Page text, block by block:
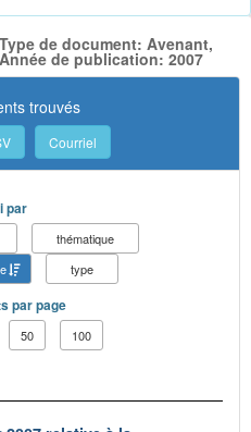
de document: Avenant,
de publication: 2007
trouvés
Courriel
par
thématique
type
par page
50 100